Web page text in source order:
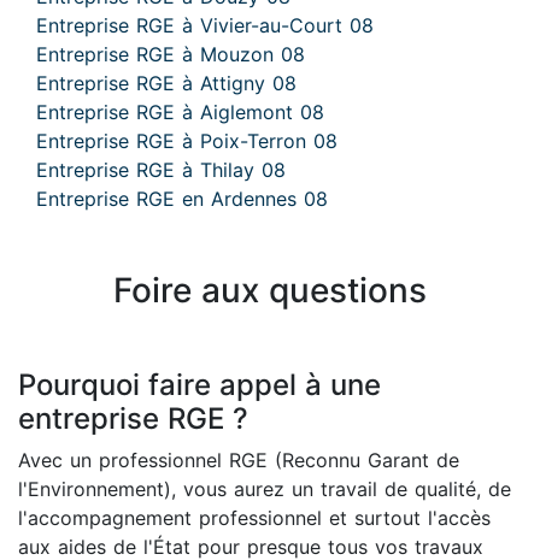
Entreprise RGE à Vivier-au-Court 08
Entreprise RGE à Mouzon 08
Entreprise RGE à Attigny 08
Entreprise RGE à Aiglemont 08
Entreprise RGE à Poix-Terron 08
Entreprise RGE à Thilay 08
Entreprise RGE en Ardennes 08
Foire aux questions
Pourquoi faire appel à une
entreprise RGE ?
Avec un professionnel RGE (Reconnu Garant de
l'Environnement), vous aurez un travail de qualité, de
l'accompagnement professionnel et surtout l'accès
aux aides de l'État pour presque tous vos travaux